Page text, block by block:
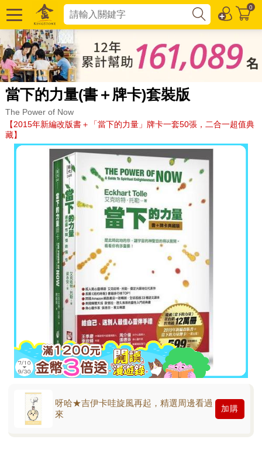
0
當下的力量(書＋牌卡)套裝版
The Power of Now
【2015年新編改版書＋「當下的力量」牌卡一套50張，二合一超值典
藏】
呀哈★吉伊卡哇旋風再起，精選周邊看過
來
加購